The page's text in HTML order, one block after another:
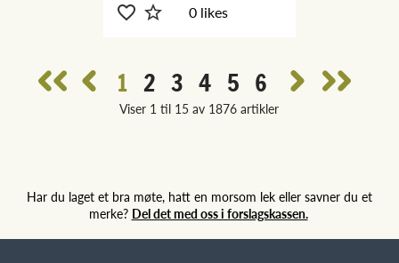
0 likes
1 2 3 4 5 6
Viser 1 til 15 av 1876 artikler
Har du laget et bra møte, hatt en morsom lek eller savner du et
merke? Del det med oss i forslagskassen.